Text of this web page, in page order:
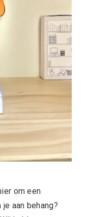
om een
aan behang?